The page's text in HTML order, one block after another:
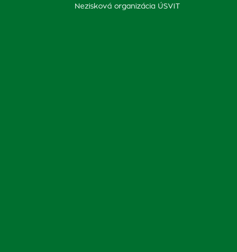
Nezisková organizácia ÚSVIT